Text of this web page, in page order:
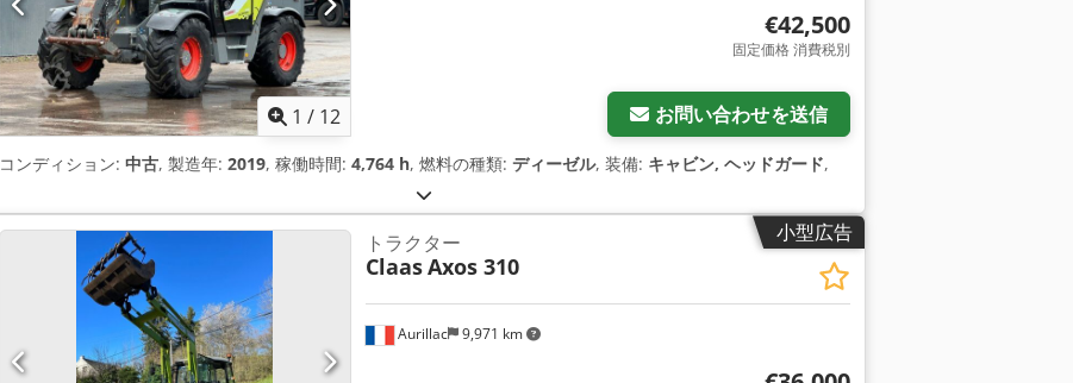
1 / 12
€42,500
固定価格 消費税別
お問い合わせを送信
コンディション: 中古, 製造年: 2019, 稼働時間: 4,764 h, 燃料の種類: ディーゼル, 装備: キャビン, ヘッドガード,
小型広告
Aurillac 9,971 km
トラクター
ClaasAxos 310